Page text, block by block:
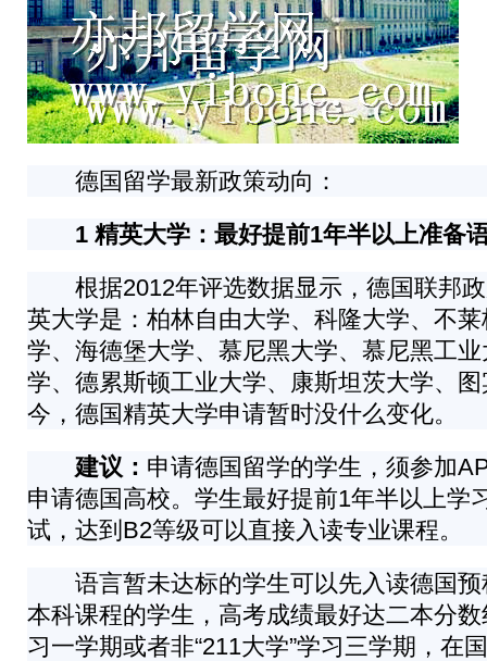
德国留学最新政策动向：
1 精英大学：最好提前1年半以上准备
根据2012年评选数据显示，德国联邦政
英大学是：柏林自由大学、科隆大学、不
学、海德堡大学、慕尼黑大学、慕尼黑工
学、德累斯顿工业大学、康斯坦茨大学、
今，德国精英大学申请暂时没什么变化。
建议： 申请德国留学的学生，须参加
申请德国高校。学生最好提前1年半以上学
试，达到B2等级可以直接入读专业课程。
语言暂未达标的学生可以先入读德国预
本科课程的学生，高考成绩最好达二本分数
习一学期或者非“211大学”学习三学期，在